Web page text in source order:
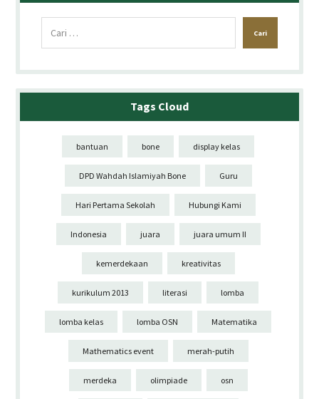
Cari
Tags Cloud
bantuan bone display kelas
DPD Wahdah Islamiyah Bone Guru
Hari Pertama Sekolah Hubungi Kami
Indonesia juara juara umum II
kemerdekaan kreativitas
kurikulum 2013 literasi lomba
lomba kelas lomba OSN Matematika
Mathematics event merah-putih
merdeka olimpiade osn